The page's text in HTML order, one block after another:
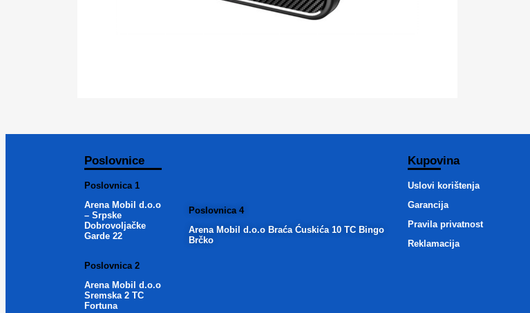
Poslovnice
Poslovnica 1
Arena Mobil d.o.o
– Srpske
Dobrovoljačke
Garde 22
Poslovnica 2
Arena Mobil d.o.o
Sremska 2 TC
Fortuna
Poslovnica 4
Arena Mobil d.o.o Braća Ćuskića 10 TC Bingo
Brčko
Kupovina
Uslovi korištenja
Garancija
Pravila privatnost
Reklamacija